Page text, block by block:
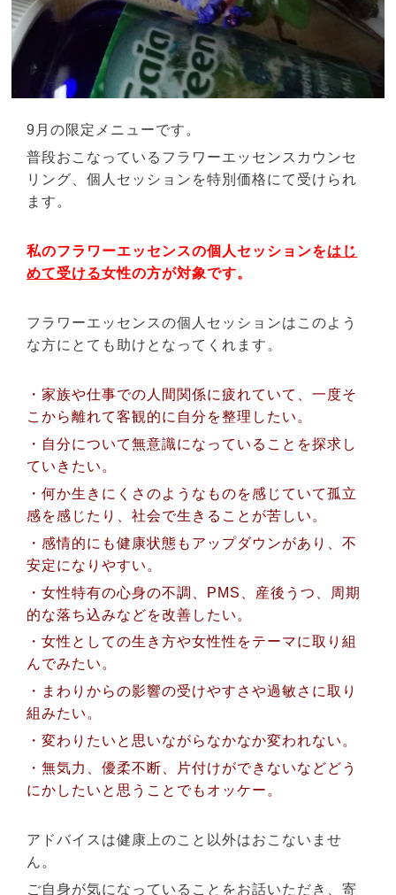
9月の限定メニューです。
普段おこなっているフラワーエッセンスカウンセ
リング、個人セッションを特別価格にて受けられ
ます。
私のフラワーエッセンスの個人セッションをはじ
めて受ける女性の方が対象です。
フラワーエッセンスの個人セッションはこのよう
な方にとても助けとなってくれます。
・家族や仕事での人間関係に疲れていて、一度そ
こから離れて客観的に自分を整理したい。
・自分について無意識になっていることを探求し
ていきたい。
・何か生きにくさのようなものを感じていて孤立
感を感じたり、社会で生きることが苦しい。
・感情的にも健康状態もアップダウンがあり、不
安定になりやすい。
・女性特有の心身の不調、PMS、産後うつ、周期
的な落ち込みなどを改善したい。
・女性としての生き方や女性性をテーマに取り組
んでみたい。
・まわりからの影響の受けやすさや過敏さに取り
組みたい。
・変わりたいと思いながらなかなか変われない。
・無気力、優柔不断、片付けができないなどどう
にかしたいと思うことでもオッケー。
アドバイスは健康上のこと以外はおこないませ
ん。
ご自身が気になっていることをお話いただき、寄